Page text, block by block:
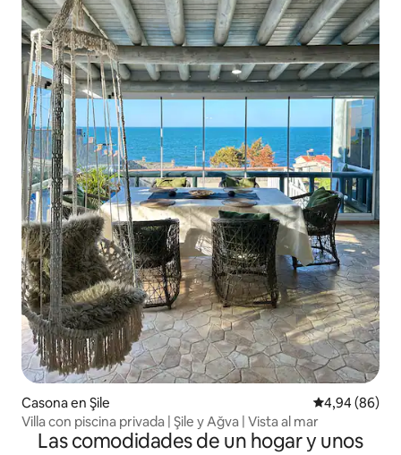
Casona en Şile Calificación
4,94 (86)
Villa con piscina privada | Şile y Ağva | Vista al mar
Las comodidades de un hogar y unos